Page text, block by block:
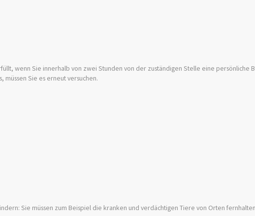
wenn Sie innerhalb von zwei Stunden von der zuständigen Stelle eine persönliche
müssen Sie es erneut versuchen.
Sie müssen zum Beispiel die kranken und verdächtigen Tiere von Orten